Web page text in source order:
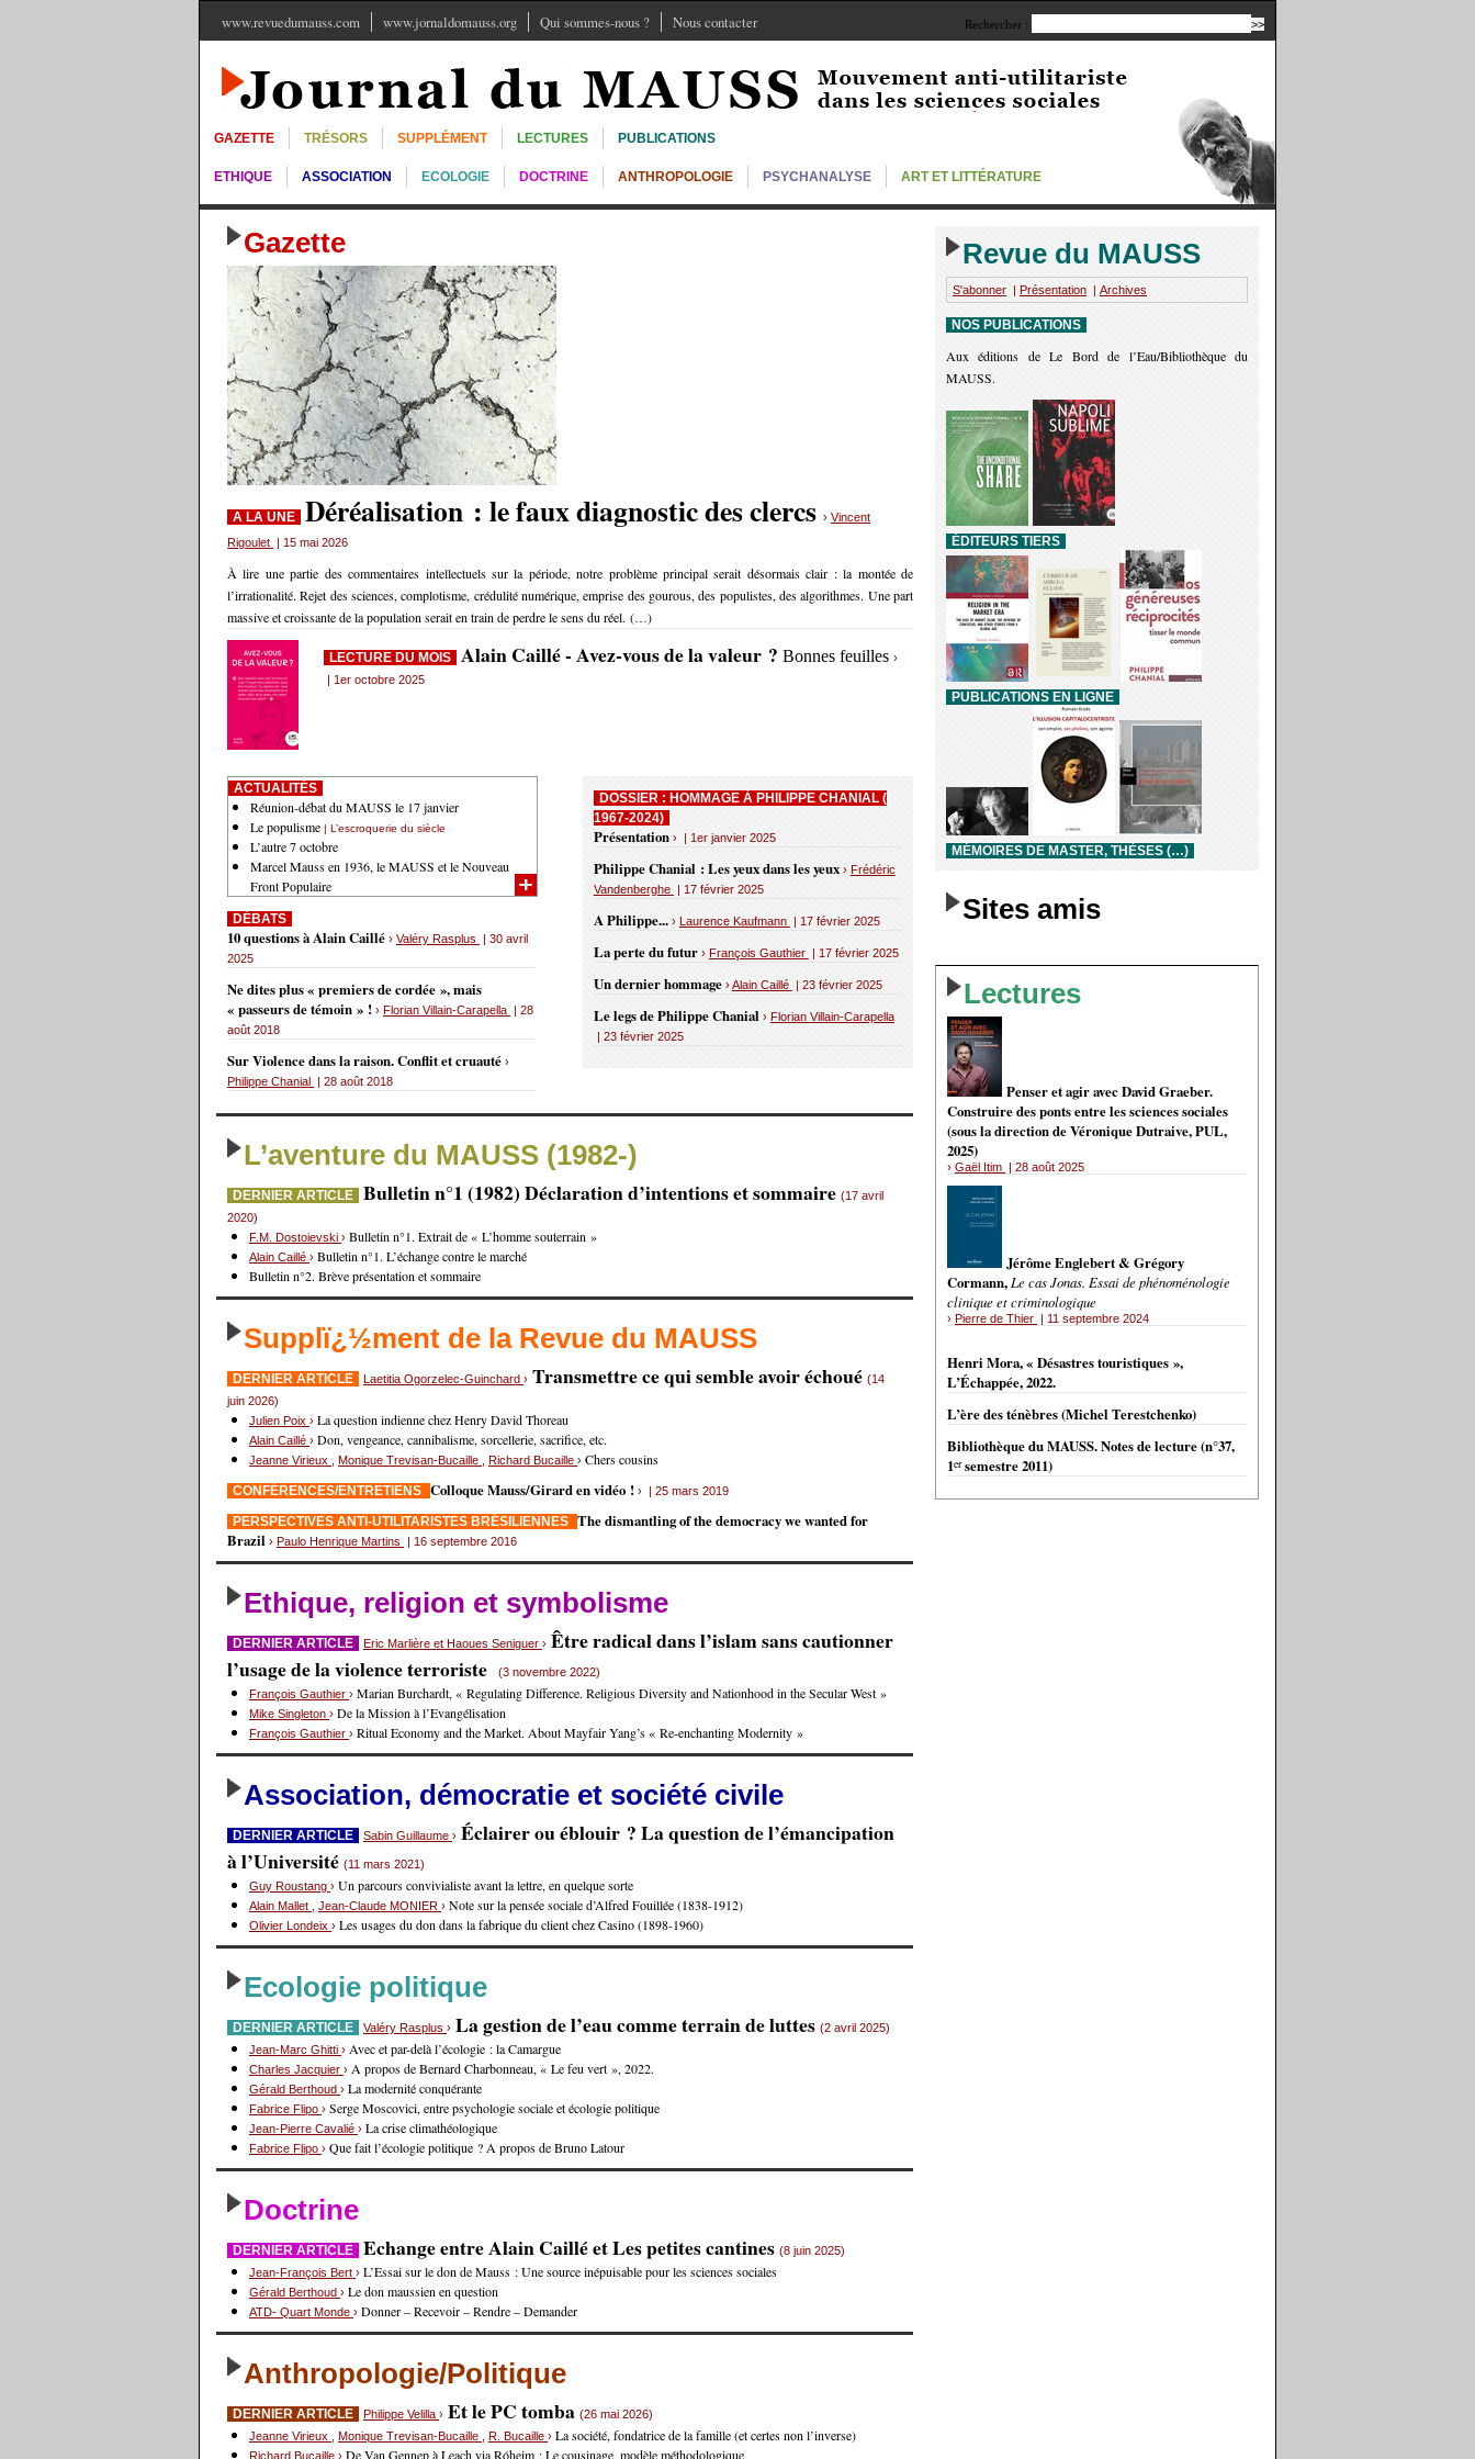
www.revuedumauss.com www.jornaldomauss.org Qui sommes-nous ? Nous contacter Rechercher :
GAZETTE TRÉSORS SUPPLÉMENT LECTURES PUBLICATIONS
ETHIQUE ASSOCIATION ECOLOGIE DOCTRINE ANTHROPOLOGIE PSYCHANALYSE ART ET LITTÉRATURE
Gazette
A LA UNE Déréalisation : le faux diagnostic des clercs › Vincent
Rigoulet | 15 mai 2026
À lire une partie des commentaires intellectuels sur la période, notre problème principal serait désormais clair : la montée de
l’irrationalité. Rejet des sciences, complotisme, crédulité numérique, emprise des gourous, des populistes, des algorithmes. Une part
massive et croissante de la population serait en train de perdre le sens du réel. (…)
LECTURE DU MOIS Alain Caillé - Avez-vous de la valeur ? Bonnes feuilles ›
| 1er octobre 2025
DOSSIER : HOMMAGE À PHILIPPE CHANIAL (
1967-2024)
Présentation › | 1er janvier 2025
Philippe Chanial : Les yeux dans les yeux› Frédéric
Vandenberghe | 17 février 2025
A Philippe... › Laurence Kaufmann | 17 février 2025
La perte du futur › François Gauthier | 17 février 2025
Un dernier hommage ›Alain Caillé | 23 février 2025
Le legs de Philippe Chanial › Florian Villain-Carapella
| 23 février 2025
ACTUALITÉS
Réunion-débat du MAUSS le 17 janvier
Le populisme | L’escroquerie du siècle
L’autre 7 octobre
Marcel Mauss en 1936, le MAUSS et le Nouveau
Front Populaire
DÉBATS
10 questions à Alain Caillé › Valéry Rasplus
| 30 avril
2025
Ne dites plus « premiers de cordée », mais
« passeurs de témoin » ! › Florian Villain-Carapella | 28
août 2018
Sur Violence dans la raison. Conflit et cruauté ›
Philippe Chanial | 28 août 2018
L’aventure du MAUSS (1982-)
DERNIER ARTICLE Bulletin n°1 (1982) Déclaration d’intentions et sommaire (17 avril
2020)
F.M. Dostoievski › Bulletin n°1. Extrait de « L’homme souterrain »
Alain Caillé › Bulletin n°1. L’échange contre le marché
Bulletin n°2. Brève présentation et sommaire
Supplï¿½ment de la Revue du MAUSS
DERNIER ARTICLE Laetitia Ogorzelec-Guinchard › Transmettre ce qui semble avoir échoué (14
juin 2026)
Julien Poix › La question indienne chez Henry David Thoreau
Alain Caillé › Don, vengeance, cannibalisme, sorcellerie, sacrifice, etc.
Jeanne Virieux Monique Trevisan-Bucaille Richard Bucaille › Chers cousins
CONFÉRENCES/ENTRETIENS Colloque Mauss/Girard en vidéo ! › | 25 mars 2019
PERSPECTIVES ANTI-UTILITARISTES BRÉSILIENNES The dismantling of the democracy we wanted for
Brazil › Paulo Henrique Martins | 16 septembre 2016
Ethique, religion et symbolisme
DERNIER ARTICLE Eric Marlière et Haoues Seniguer › Être radical dans l’islam sans cautionner
l’usage de la violence terroriste
(3 novembre 2022)
François Gauthier › Marian Burchardt, « Regulating Difference. Religious Diversity and Nationhood in the Secular West »
Mike Singleton › De la Mission à l’Evangélisation
François Gauthier › Ritual Economy and the Market. About Mayfair Yang’s « Re-enchanting Modernity »
Association, démocratie et société civile
DERNIER ARTICLE Sabin Guillaume › Éclairer ou éblouir ? La question de l’émancipation
à l’Université (11 mars 2021)
Guy Roustang › Un parcours convivialiste avant la lettre, en quelque sorte
Alain Mallet Jean-Claude MONIER › Note sur la pensée sociale d’Alfred Fouillée (1838-1912)
Olivier Londeix › Les usages du don dans la fabrique du client chez Casino (1898-1960)
Ecologie politique
DERNIER ARTICLE Valéry Rasplus › La gestion de l’eau comme terrain de luttes (2 avril 2025)
Jean-Marc Ghitti › Avec et par-delà l’écologie : la Camargue
Charles Jacquier › A propos de Bernard Charbonneau, « Le feu vert », 2022.
Gérald Berthoud › La modernité conquérante
Fabrice Flipo › Serge Moscovici, entre psychologie sociale et écologie politique
Jean-Pierre Cavalié › La crise climathéologique
Fabrice Flipo › Que fait l’écologie politique ? A propos de Bruno Latour
Doctrine
DERNIER ARTICLE Echange entre Alain Caillé et Les petites cantines (8 juin 2025)
Jean-François Bert › L’Essai sur le don de Mauss : Une source inépuisable pour les sciences sociales
Gérald Berthoud › Le don maussien en question
ATD- Quart Monde › Donner – Recevoir – Rendre – Demander
Anthropologie/Politique
DERNIER ARTICLE Philippe Velilla › Et le PC tomba (26 mai 2026)
Jeanne Virieux
Monique Trevisan-Bucaille R. Bucaille › La société, fondatrice de la famille (et certes non l’inverse)
Richard Bucaille › De Van Gennep à Leach via Róheim : Le cousinage, modèle méthodologique
Revue du MAUSS
S'abonner | Présentation | Archives
NOS PUBLICATIONS
Aux éditions de Le Bord de l’Eau/Bibliothèque du
MAUSS.
ÉDITEURS TIERS
PUBLICATIONS EN LIGNE
MÉMOIRES DE MASTER, THÈSES (…)
Sites amis
Lectures
Penser et agir avec David Graeber.
Construire des ponts entre les sciences sociales
(sous la direction de Véronique Dutraive, PUL,
2025)
› Gaël Itim | 28 août 2025
Jérôme Englebert & Grégory
Cormann, Le cas Jonas. Essai de phénoménologie
clinique et criminologique
› Pierre de Thier | 11 septembre 2024
Henri Mora, « Désastres touristiques »,
L’Échappée, 2022.
L’ère des ténèbres (Michel Terestchenko)
Bibliothèque du MAUSS. Notes de lecture (n°37,
1ersemestre 2011)